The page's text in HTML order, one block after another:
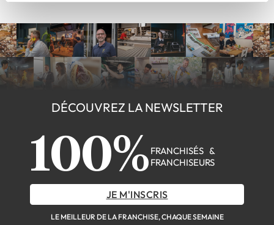
DÉCOUVREZ LA NEWSLETTER
100% FRANCHISÉS &
FRANCHISEURS
JE M'INSCRIS
LE MEILLEUR DE LA FRANCHISE, CHAQUE SEMAINE